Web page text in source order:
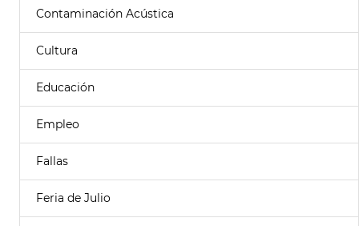
Contaminación Acústica
Cultura
Educación
Empleo
Fallas
Feria de Julio